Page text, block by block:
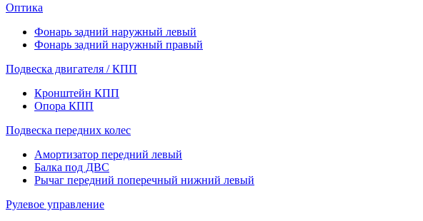
Оптика
Фонарь задний наружный левый
Фонарь задний наружный правый
Подвеска двигателя / КПП
Кронштейн КПП
Опора КПП
Подвеска передних колес
Амортизатор передний левый
Балка под ДВС
Рычаг передний поперечный нижний левый
Рулевое управление